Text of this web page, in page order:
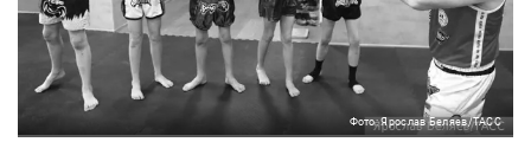
Фото: Ярослав Беляев/ТАСС